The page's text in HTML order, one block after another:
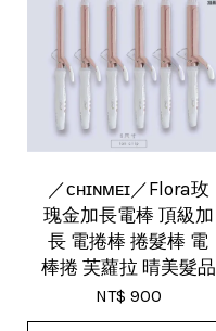
／ᴄʜɪɴᴍᴇɪ／Flora玫
瑰金加長電棒 頂級加
長 電捲棒 捲髮棒 電
棒捲 芙蘿拉 晴美髮品
NT$ 900